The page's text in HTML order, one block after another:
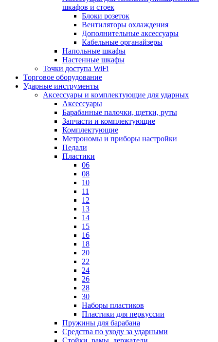
шкафов и стоек
Блоки розеток
Вентиляторы охлаждения
Дополнительные аксессуары
Кабельные органайзеры
Напольные шкафы
Настенные шкафы
Точки доступа WiFi
Торговое оборудование
Ударные инструменты
Аксессуары и комплектующие для ударных
Аксессуары
Барабанные палочки, щетки, руты
Запчасти и комплектующие
Комплектующие
Метрономы и приборы настройки
Педали
Пластики
06
08
10
11
12
13
14
15
16
18
20
22
24
26
28
30
Наборы пластиков
Пластики для перкуссии
Пружины для барабана
Средства по уходу за ударными
Стойки, рамы, держатели